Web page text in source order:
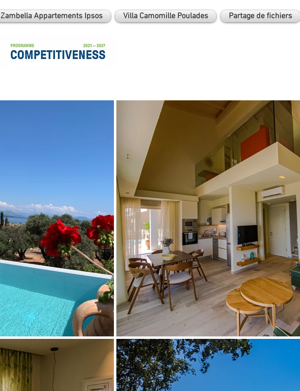
Zambella Appartements Ipsos Villa Camomille Poulades Partage de fichiers